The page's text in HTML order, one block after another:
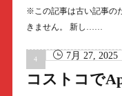
※この記事は古い記事の
きません。 新し……
7月 27, 2025
コストコで